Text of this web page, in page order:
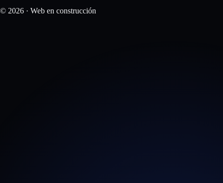
© 2026 · Web en construcción